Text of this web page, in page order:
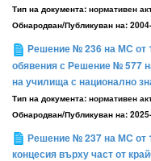
Тип на документа: нормативен
Обнародван/Публикуван на:
Решение № 236 на МС от
обявения с Решение № 577
на училища с национално
Тип на документа: нормативен
Обнародван/Публикуван на:
Решение № 237 на МС от
концесия върху част от